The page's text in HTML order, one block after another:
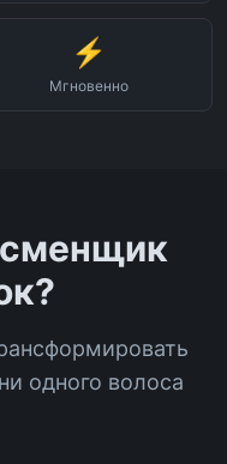
⚡
Мгновенно
одного волоса